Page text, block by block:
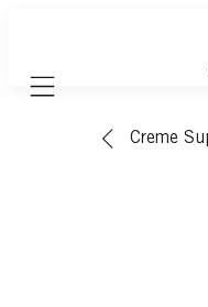
Mobile navigation
Creme